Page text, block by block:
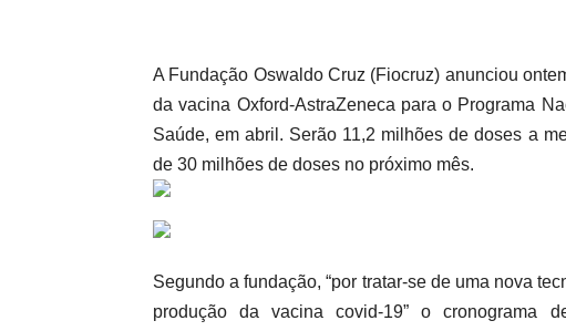
A Fundação Oswaldo Cruz (Fiocruz) anunciou
da vacina Oxford-AstraZeneca para o Programa
Saúde, em abril. Serão 11,2 milhões de doses a
de 30 milhões de doses no próximo mês.
Segundo a fundação, “por tratar-se de uma nova
produção da vacina covid-19” o cronograma